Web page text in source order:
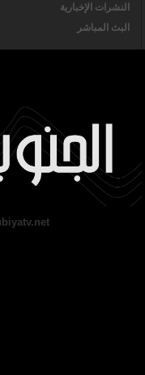
النشرات الإخبارية
البث المباشر